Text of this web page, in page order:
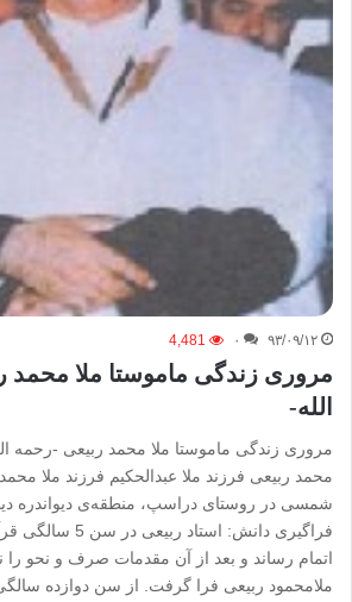
۹۳/۰۹/۱۲ ۰ 4,481
مروری زندگی ماموستا ملا محمد
الله‌-
مروری زندگی ماموستا ملا محمد ربیعی -رحمه‌
شمسی در روستای دراسپ، منطقه‌ی دیواندره
فراگیری دانش:
اتمام رساند و بعد از آن مقدمات صرف و نحو
ملامحمود ربیعی فرا گرفت. از سن دوازده